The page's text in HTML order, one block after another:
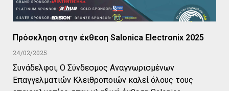
Πρόσκληση στην έκθεση Salonica Electronix 2025
24/02/2025
Συνάδελφοι, Ο Σύνδεσμος Αναγνωρισμένων
Επαγγελματιών Κλειθροποιών καλεί όλους τους